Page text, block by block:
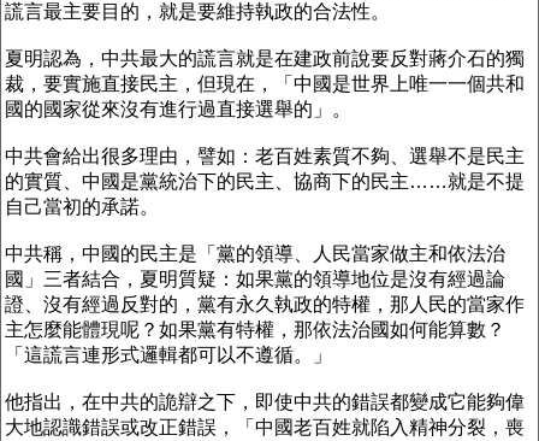
謊言最主要目的，就是要維持執政的合法性。
夏明認為，中共最大的謊言就是在建政前說要反對蔣介石的獨
裁，要實施直接民主，但現在，「中國是世界上唯一一個共和
國的國家從來沒有進行過直接選舉的」。
中共會給出很多理由，譬如：老百姓素質不夠、選舉不是民主
的實質、中國是黨統治下的民主、協商下的民主……就是不提
自己當初的承諾。
中共稱，中國的民主是「黨的領導、人民當家做主和依法治
國」三者結合，夏明質疑：如果黨的領導地位是沒有經過論
證、沒有經過反對的，黨有永久執政的特權，那人民的當家作
主怎麼能體現呢？如果黨有特權，那依法治國如何能算數？
「這謊言連形式邏輯都可以不遵循。」
他指出，在中共的詭辯之下，即使中共的錯誤都變成它能夠偉
大地認識錯誤或改正錯誤，「中國老百姓就陷入精神分裂，喪